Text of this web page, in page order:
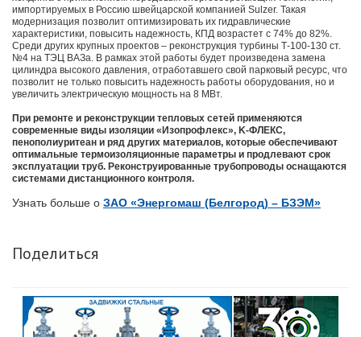
импортируемых в Россию швейцарской компанией Sulzer. Такая
модернизация позволит оптимизировать их гидравлические
характеристики, повысить надежность, КПД возрастет с 74% до 82%.
Среди других крупных проектов – реконструкция турбины Т-100-130 ст.
№4 на ТЭЦ ВАЗа. В рамках этой работы будет произведена замена
цилиндра высокого давления, отработавшего свой парковый ресурс, что
позволит не только повысить надежность работы оборудования, но и
увеличить электрическую мощность на 8 МВт.
При ремонте и реконструкции тепловых сетей применяются
современные виды изоляции «Изопрофлекс», K-ФЛЕКС,
пенополиуритеан и ряд других материалов, которые обеспечивают
оптимальные термоизоляционные параметры и продлевают срок
эксплуатации труб. Реконструированные трубопроводы оснащаются
системами дистанционного контроля.
Узнать больше о ЗАО «Энергомаш (Белгород) – БЗЭМ»
Поделиться